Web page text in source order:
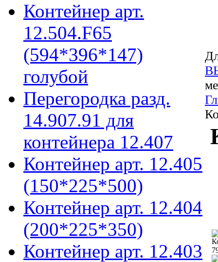
Контейнер арт.
12.504.F65
(594*396*147)
голубой
Перегородка разд.
14.907.91 для
контейнера 12.407
Контейнер арт. 12.405
(150*225*500)
Контейнер арт. 12.404
(200*225*350)
Контейнер арт. 12.403